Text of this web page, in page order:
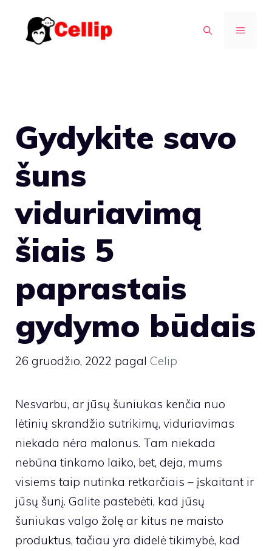
turinio
MENIU
Gydykite savo
šuns
viduriavimą
šiais 5
paprastais
gydymo būdais
26 gruodžio, 2022 pagal Celip
Nesvarbu, ar jūsų šuniukas kenčia nuo
lėtinių skrandžio sutrikimų, viduriavimas
niekada nėra malonus. Tam niekada
nebūna tinkamo laiko, bet, deja, mums
visiems taip nutinka retkarčiais – įskaitant ir
jūsų šunį. Galite pastebėti, kad jūsų
šuniukas valgo žolę ar kitus ne maisto
produktus, tačiau yra didelė tikimybė, kad